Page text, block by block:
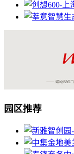
园区推荐